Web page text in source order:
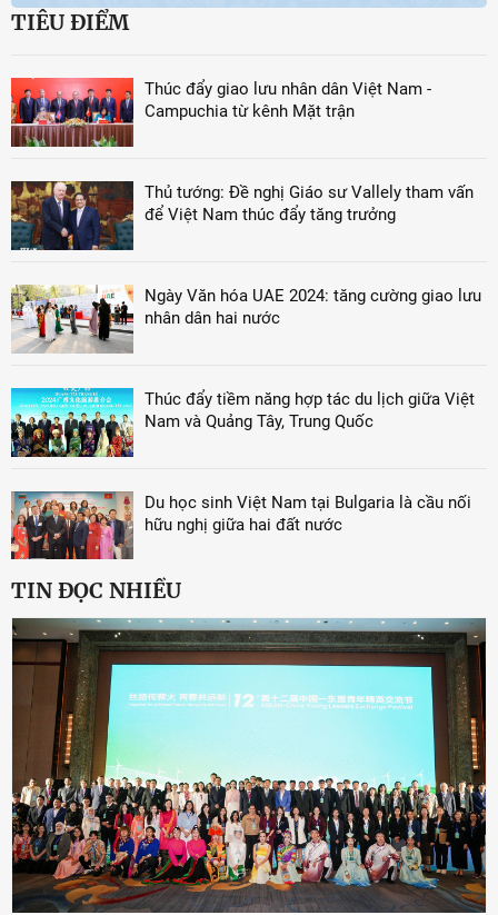
TIÊU ĐIỂM
Thúc đẩy giao lưu nhân dân Việt Nam -
Campuchia từ kênh Mặt trận
Thủ tướng: Đề nghị Giáo sư Vallely tham vấn
để Việt Nam thúc đẩy tăng trưởng
Ngày Văn hóa UAE 2024: tăng cường giao lưu
nhân dân hai nước
Thúc đẩy tiềm năng hợp tác du lịch giữa Việt
Nam và Quảng Tây, Trung Quốc
Du học sinh Việt Nam tại Bulgaria là cầu nối
hữu nghị giữa hai đất nước
TIN ĐỌC NHIỀU